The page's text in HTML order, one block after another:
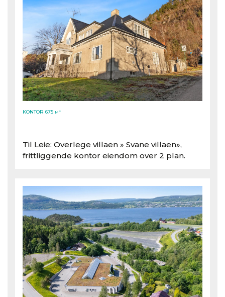
KONTOR 675 M²
Til Leie: Overlege villaen » Svane villaen»,
frittliggende kontor eiendom over 2 plan.